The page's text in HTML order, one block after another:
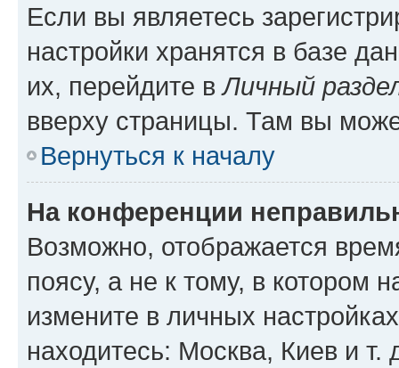
Если вы являетесь
настройки хранятся в базе
их, перейдите вЛичный
вверху страницы. Там вы
Вернуться к началу
На конференции
Возможно, отображается
поясу, а не к тому, в котором
измените в личных
находитесь: Москва, Киев и т.